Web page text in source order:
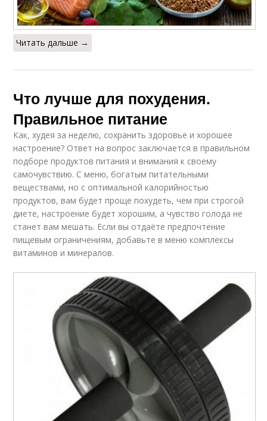
Читать дальше →
Что лучше для похудения.
Правильное питание
Как, худея за неделю, сохранить здоровье и хорошее
настроение? Ответ на вопрос заключается в правильном
подборе продуктов питания и внимания к своему
самочувствию. С меню, богатым питательными
веществами, но с оптимальной калорийностью
продуктов, вам будет проще похудеть, чем при строгой
диете, настроение будет хорошим, а чувство голода не
станет вам мешать. Если вы отдаёте предпочтение
пищевым ограничениям, добавьте в меню комплексы
витаминов и минералов.